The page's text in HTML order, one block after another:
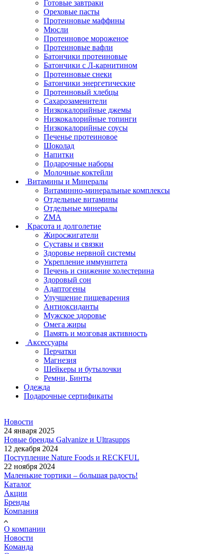
Готовые завтраки
Ореховые пасты
Протеиновые маффины
Мюсли
Протеиновое мороженое
Протеиновые вафли
Батончики протеиновые
Батончики с Л-карнитином
Протеиновые снеки
Батончики энергетические
Протеиновый хлебцы
Сахарозаменители
Низкокалорийные джемы
Низкокалорийные топинги
Низкокалорийные соусы
Печенье протеиновое
Шоколад
Напитки
Подарочные наборы
Молочные коктейли
Витамины и Минералы
Витаминно-минеральные комплексы
Отдельные витамины
Отдельные минералы
ZMA
Красота и долголетие
Жиросжигатели
Суставы и связки
Здоровье нервной системы
Укрепление иммунитета
Печень и снижение холестерина
Здоровый сон
Адаптогены
Улучшение пищеварения
Антиоксиданты
Мужское здоровье
Омега жиры
Память и мозговая активность
Аксессуары
Перчатки
Магнезия
Шейкеры и бутылочки
Ремни, Бинты
Одежда
Подарочные сертификаты
Новости
24 января 2025
Новые бренды Galvanize и Ultrasupps
12 декабря 2024
Поступление Nature Foods и RECKFUL
22 ноября 2024
Маленькие тортики – большая радость!
Каталог
Акции
Бренды
Компания
О компании
Новости
Команда